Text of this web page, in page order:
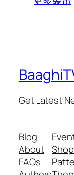
Get Latest
Blog
About
FAQs
Shop